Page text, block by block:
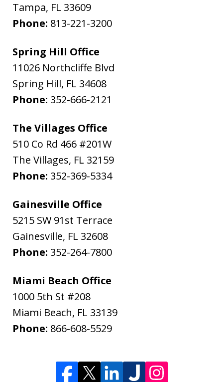
Tampa, FL 33609
Phone: 813-221-3200
Spring Hill Office
11026 Northcliffe Blvd
Spring Hill, FL 34608
Phone: 352-666-2121
The Villages Office
510 Co Rd 466 #201W
The Villages, FL 32159
Phone: 352-369-5334
Gainesville Office
5215 SW 91st Terrace
Gainesville, FL 32608
Phone: 352-264-7800
Miami Beach Office
1000 5th St #208
Miami Beach, FL 33139
Phone: 866-608-5529